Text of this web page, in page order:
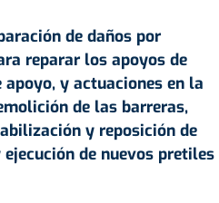
de daños por
reparar los apoyos de
y actuaciones en la
de las barreras,
y reposición de
de nuevos pretiles